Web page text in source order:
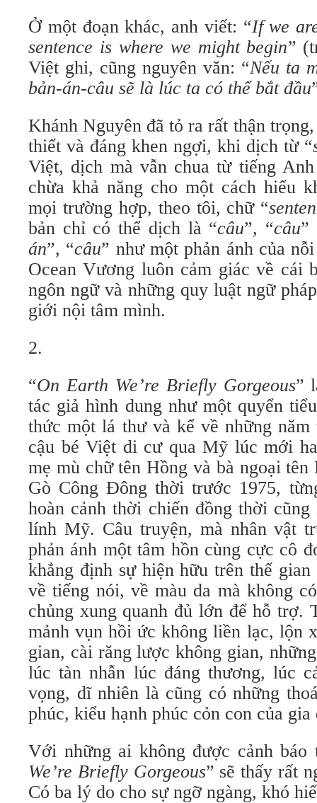
Ở một đoạn khác, anh viết: “If we
sentence is where we might begin”
Việt ghi, cũng nguyên văn: “Nếu ta
bản-án-câu sẽ là lúc ta có thể bắt đầu
Khánh Nguyên đã tỏ ra rất thận
thiết và đáng khen ngợi, khi dịch từ “
Việt, dịch mà vẫn chua từ tiếng
chừa khả năng cho một cách hiểu
mọi trường hợp, theo tôi, chữ “
bản chỉ có thể dịch là “câu”, “câu”
án”, “câu” như một phản ánh của
Ocean Vương luôn cảm giác về cái
ngôn ngữ và những quy luật ngữ
giới nội tâm mình.
2.
“On Earth We’re Briefly Gorgeous”
tác giả hình dung như một quyển
thức một lá thư và kể về những năm
cậu bé Việt di cư qua Mỹ lúc mới
mẹ mù chữ tên Hồng và bà ngoại
Gò Công Đông thời trước 1975,
hoàn cảnh thời chiến đồng thời
lính Mỹ. Câu truyện, mà nhân vật
phản ánh một tâm hồn cùng cực cô
khẳng định sự hiện hữu trên thế
về tiếng nói, về màu da mà không
chủng xung quanh đủ lớn để hỗ trợ.
mảnh vụn hồi ức không liền lạc, lộn
gian, cài răng lược không gian,
lúc tàn nhẫn lúc đáng thương, lúc
vọng, dĩ nhiên là cũng có những
phúc, kiểu hạnh phúc cỏn con của
Với những ai không được cảnh báo
We’re Briefly Gorgeous” sẽ thấy rất
Có ba lý do cho sự ngỡ ngàng, khó